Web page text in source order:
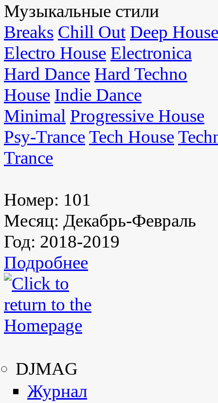
Музыкальные стили
Breaks Chill Out Deep House
Electro House Electronica
Hard Dance Hard Techno
House Indie Dance
Minimal Progressive House
Psy-TranceTech House
Trance
Номер: 101
Месяц: Декабрь-Февраль
Год: 2018-2019
Подробнее
DJMAG
Журнал